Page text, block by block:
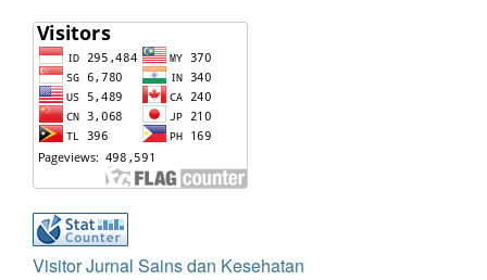
Visitor Jurnal Sains dan Kesehatan